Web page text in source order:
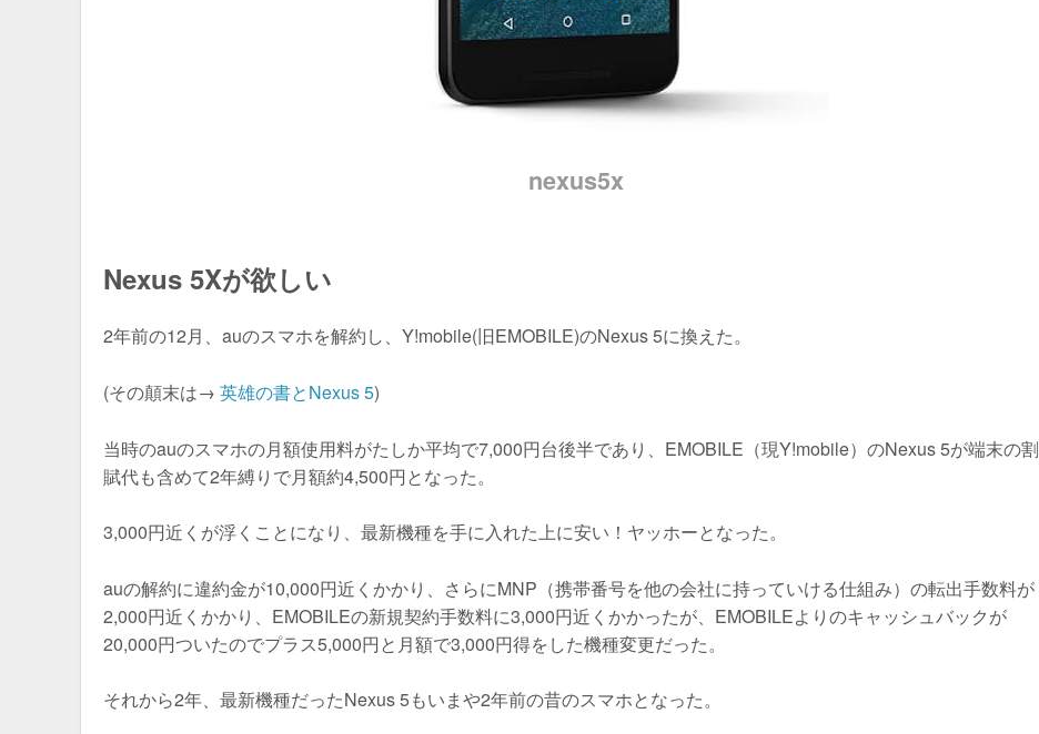
nexus5x
Nexus 5Xが欲しい
2年前の12月、auのスマホを解約し、Y!mobile(旧EMOBILE)のNexus 5に換えた。
(その顛末は→英雄の書とNexus 5)
当時のauのスマホの月額使用料がたしか平均で7,000円台後半であり、EMOBILE（現Y!mobile）のNexus 5が端末の割
賦代も含めて2年縛りで月額約4,500円となった。
3,000円近くが浮くことになり、最新機種を手に入れた上に安い！ヤッホーとなった。
auの解約に違約金が10,000円近くかかり、さらにMNP（携帯番号を他の会社に持っていける仕組み）の転出手数料が
2,000円近くかかり、EMOBILEの新規契約手数料に3,000円近くかかったが、EMOBILEよりのキャッシュバックが
20,000円ついたのでプラス5,000円と月額で3,000円得をした機種変更だった。
それから2年、最新機種だったNexus 5もいまや2年前の昔のスマホとなった。